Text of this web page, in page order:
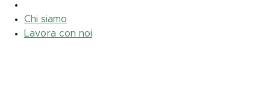
Chi siamo
Lavora con noi